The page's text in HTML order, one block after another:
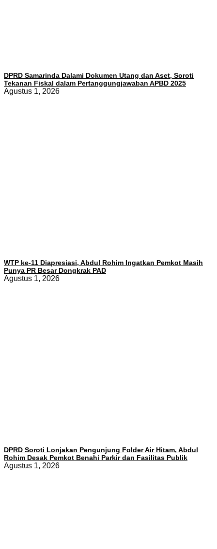
DPRD Samarinda Dalami Dokumen Utang dan Aset, Soroti
Tekanan Fiskal dalam Pertanggungjawaban APBD 2025
Agustus 1, 2026
WTP ke-11 Diapresiasi, Abdul Rohim Ingatkan Pemkot Masih
Punya PR Besar Dongkrak PAD
Agustus 1, 2026
DPRD Soroti Lonjakan Pengunjung Folder Air Hitam, Abdul
Rohim Desak Pemkot Benahi Parkir dan Fasilitas Publik
Agustus 1, 2026